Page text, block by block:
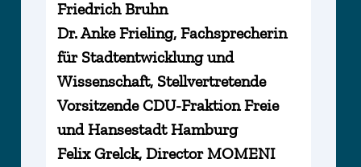
Friedrich Bruhn
Dr. Anke Frieling, Fachsprecherin
für Stadtentwicklung und
Wissenschaft, Stellvertretende
Vorsitzende CDU-Fraktion Freie
und Hansestadt Hamburg
Felix Grelck, Director MOMENI